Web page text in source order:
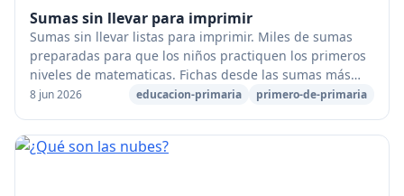
Sumas sin llevar para imprimir
Sumas sin llevar listas para imprimir. Miles de sumas
preparadas para que los niños practiquen los primeros
niveles de matematicas. Fichas desde las sumas más
básicas de una cifra, hasta seis cifras. ...
8 jun 2026 educacion-primaria primero-de-primaria